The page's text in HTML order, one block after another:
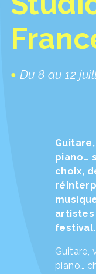
Du 8 au 12
piano…
choix,
artistes
festival.
Guitare,
piano…